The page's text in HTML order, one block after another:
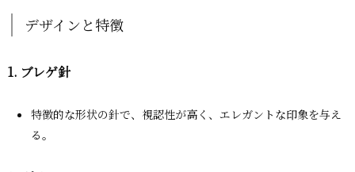
デザインと特徴
1. ブレゲ針
特徴的な形状の針で、視認性が高く、エレガントな印象を与え
る。